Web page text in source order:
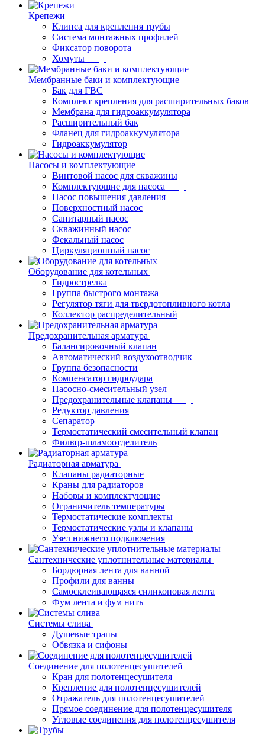
Крепежи
Клипса для крепления трубы
Система монтажных профилей
Фиксатор поворота
Хомуты
Мембранные баки и комплектующие
Бак для ГВС
Комплект крепления для расширительных баков
Мембрана для гидроаккумулятора
Расширительный бак
Фланец для гидроаккумулятора
Гидроаккумулятор
Насосы и комплектующие
Винтовой насос для скважины
Комплектующие для насоса
Насос повышения давления
Поверхностный насос
Санитарный насос
Скважинный насос
Фекальный насос
Циркуляционный насос
Оборудование для котельных
Гидрострелка
Группа быстрого монтажа
Регулятор тяги для твердотопливного котла
Коллектор распределительный
Предохранительная арматура
Балансировочный клапан
Автоматический воздухоотводчик
Группа безопасности
Компенсатор гидроудара
Насосно-смесительный узел
Предохранительные клапаны
Редуктор давления
Сепаратор
Термостатический смесительный клапан
Фильтр-шламоотделитель
Радиаторная арматура
Клапаны радиаторные
Краны для радиаторов
Наборы и комплектующие
Ограничитель температуры
Термостатические комплекты
Термостатические узлы и клапаны
Узел нижнего подключения
Сантехнические уплотнительные материалы
Бордюрная лента для ванной
Профили для ванны
Самосклеивающаяся силиконовая лента
Фум лента и фум нить
Системы слива
Душевые трапы
Обвязка и сифоны
Соединение для полотенцесушителей
Кран для полотенцесушителя
Крепление для полотенцесушителей
Отражатель для полотенцесушителей
Прямое соединение для полотенцесушителя
Угловые соединения для полотенцесушителя